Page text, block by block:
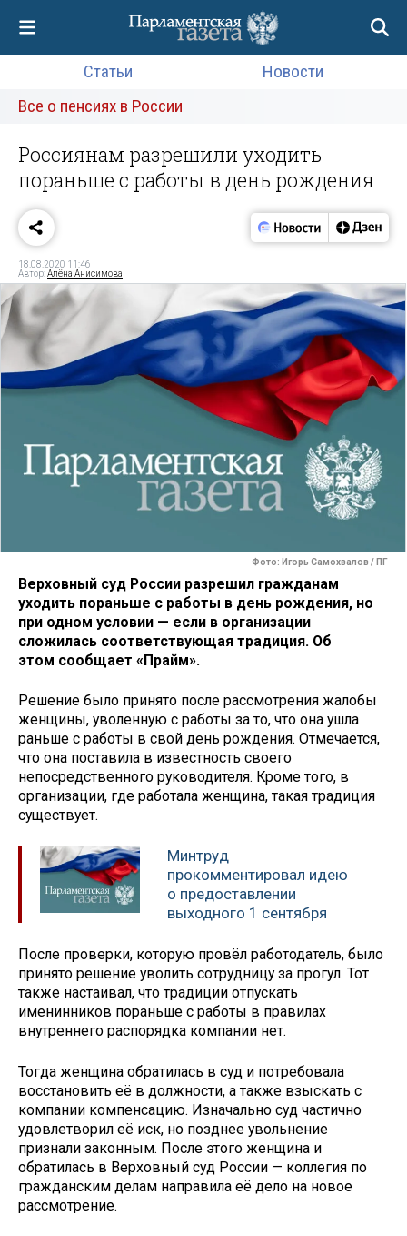
Статьи
Новости
Все о пенсиях в России
Россиянам разрешили уходить
пораньше с работы в день рождения
18.08.2020 11:46
Автор:Алёна Анисимова
Фото: Игорь Самохвалов / ПГ
Верховный суд России разрешил гражданам
уходить пораньше с работы в день рождения, но
при одном условии — если в организации
сложилась соответствующая традиция. Об
этом сообщает «Прайм».
Решение было принято после рассмотрения жалобы
женщины, уволенную с работы за то, что она ушла
раньше с работы в свой день рождения. Отмечается,
что она поставила в известность своего
непосредственного руководителя. Кроме того, в
организации, где работала женщина, такая традиция
существует.
Минтруд
прокомментировал идею
о предоставлении
выходного 1 сентября
После проверки, которую провёл работодатель, было
принято решение уволить сотрудницу за прогул. Тот
также настаивал, что традиции отпускать
именинников пораньше с работы в правилах
внутреннего распорядка компании нет.
Тогда женщина обратилась в суд и потребовала
восстановить её в должности, а также взыскать с
компании компенсацию. Изначально суд частично
удовлетворил её иск, но позднее увольнение
признали законным. После этого женщина и
обратилась в Верховный суд России — коллегия по
гражданским делам направила её дело на новое
рассмотрение.